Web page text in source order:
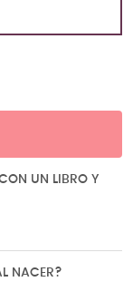
UN LIBRO Y
NACER?